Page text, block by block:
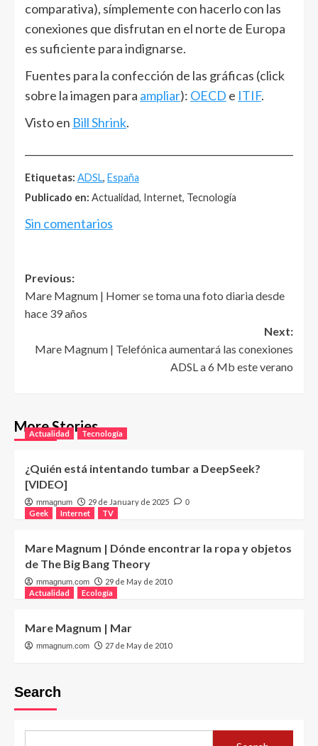
comparativa), símplemente con hacerlo con las
conexiones que disfrutan en el norte de Europa
es suficiente para indignarse.
Fuentes para la confección de las gráficas (click
sobre la imagen para ampliar): OECD e ITIF.
Visto en Bill Shrink.
Etiquetas: ADSL, España
Publicado en: Actualidad, Internet, Tecnología
Sin comentarios
Post
navigation
Previous:
Mare Magnum | Homer se toma una foto diaria desde
hace 39 años
Next:
Mare Magnum | Telefónica aumentará las conexiones
ADSL a 6 Mb este verano
More Stories
Actualidad Tecnología
¿Quién está intentando tumbar a DeepSeek?
[VIDEO]
mmagnum 29 de January de 2025 0
Geek Internet TV
Mare Magnum | Dónde encontrar la ropa y objetos
de The Big Bang Theory
mmagnum.com
29 de May de 2010
Actualidad
Ecología
Mare Magnum | Mar
mmagnum.com 27 de May de 2010
Search